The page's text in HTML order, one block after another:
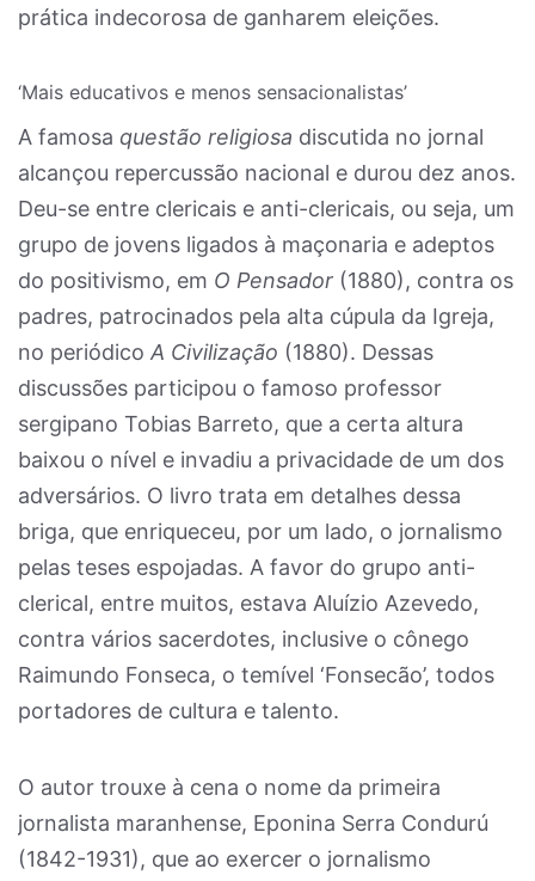
prática indecorosa de ganharem eleições.
‘Mais educativos e menos sensacionalistas’
A famosa questão religiosa discutida no jornal
alcançou repercussão nacional e durou dez anos.
Deu-se entre clericais e anti-clericais, ou seja, um
grupo de jovens ligados à maçonaria e adeptos
do positivismo, em O Pensador (1880), contra os
padres, patrocinados pela alta cúpula da Igreja,
no periódico A Civilização (1880). Dessas
discussões participou o famoso professor
sergipano Tobias Barreto, que a certa altura
baixou o nível e invadiu a privacidade de um dos
adversários. O livro trata em detalhes dessa
briga, que enriqueceu, por um lado, o jornalismo
pelas teses espojadas. A favor do grupo anti-
clerical, entre muitos, estava Aluízio Azevedo,
contra vários sacerdotes, inclusive o cônego
Raimundo Fonseca, o temível ‘Fonsecão’, todos
portadores de cultura e talento.
O autor trouxe à cena o nome da primeira
jornalista maranhense, Eponina Serra Condurú
(1842-1931), que ao exercer o jornalismo